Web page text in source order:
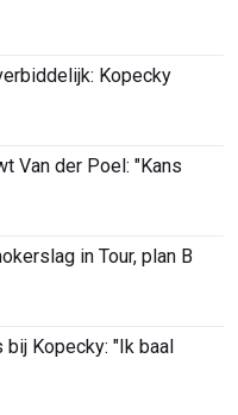
Kopecky
Van der Poel: "Kans
in Tour, plan B
Kopecky: "Ik baal